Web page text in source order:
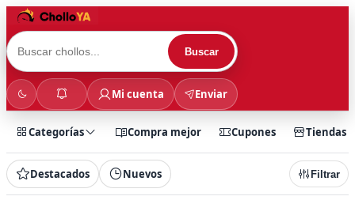
Buscar
Mi cuenta Enviar
Categorías Compra mejor Cupones Tiendas
Destacados Nuevos Filtrar